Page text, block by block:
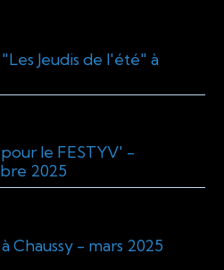
Jeudis de l'été" à
le FESTYV' -
2025
Chaussy - mars 2025